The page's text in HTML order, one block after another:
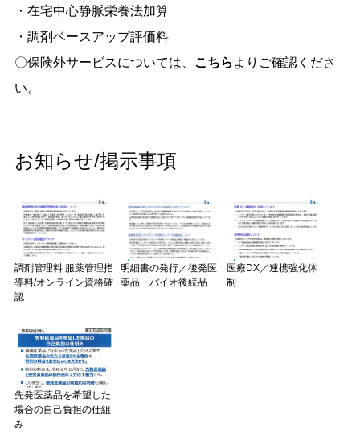
・在宅中心静脈栄養法加算
・調剤ベースアップ評価料
〇保険外サービスについては、 こちら よりご確認くださ
い。
お知らせ/掲示事項
調剤管理料 服薬管理指
導料/オンライン資格確
認
明細書の発行／後発医
薬品 バイオ後続品
医療DX／連携強化体
制
先発医薬品を希望した
場合の自己負担の仕組
み